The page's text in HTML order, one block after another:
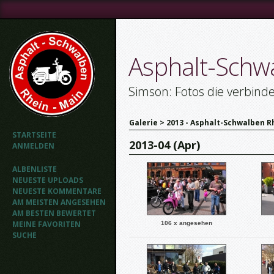
STARTSEITE
ANMELDEN
ALBENLISTE
NEUESTE UPLOADS
NEUESTE KOMMENTARE
AM MEISTEN ANGESEHEN
AM BESTEN BEWERTET
MEINE FAVORITEN
SUCHE
Asphalt-
Simson: Fotos die
Galerie > 2013 - Asphalt-Schwalben
2013-04 (Apr)
106 x angesehen